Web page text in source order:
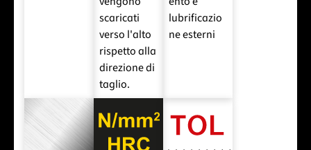
scaricati
verso l'alto
rispetto alla
direzione di
taglio.
lubrificazio
ne esterni